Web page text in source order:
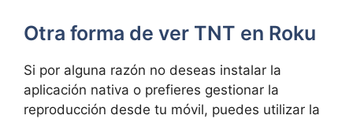
Otra forma de ver TNT en Roku
Si por alguna razón no deseas instalar la
aplicación nativa o prefieres gestionar la
reproducción desde tu móvil, puedes utilizar la